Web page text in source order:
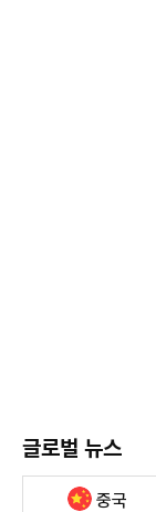
글로벌 뉴스
중국